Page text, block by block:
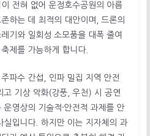
전혀 없어 운정호수공원의 아름
하는 데 최적의 대안이며, 드론의
기와 일회성 소모품을 대폭 줄여
제를 가능하게 합니다.
파수 간섭, 인파 밀집 지역 안전
고 기상 악화(강풍, 우천) 시 공연
운영상의 기술적·안전적 과제를 안
실입니다. 하지만 이는 지자체의 과